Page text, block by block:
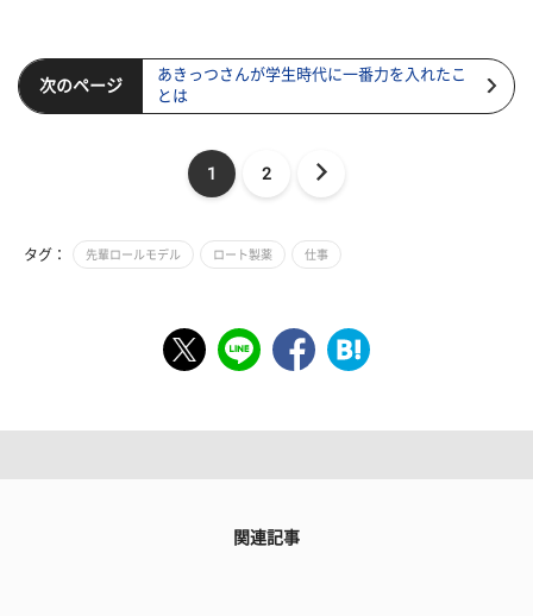
次のページ
あきっつさんが学生時代に一番力を入れたこ
とは
1 2
タグ： 先輩ロールモデル ロート製薬 仕事
関連記事